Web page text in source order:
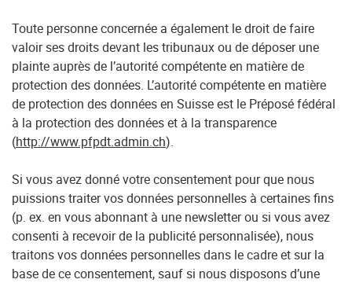
Toute personne concernée a également le droit de faire
valoir ses droits devant les tribunaux ou de déposer une
plainte auprès de l’autorité compétente en matière de
protection des données. L’autorité compétente en matière
de protection des données en Suisse est le Préposé fédéral
à la protection des données et à la transparence
(http://www.pfpdt.admin.ch).
Si vous avez donné votre consentement pour que nous
puissions traiter vos données personnelles à certaines fins
(p. ex. en vous abonnant à une newsletter ou si vous avez
consenti à recevoir de la publicité personnalisée), nous
traitons vos données personnelles dans le cadre et sur la
base de ce consentement, sauf si nous disposons d’une